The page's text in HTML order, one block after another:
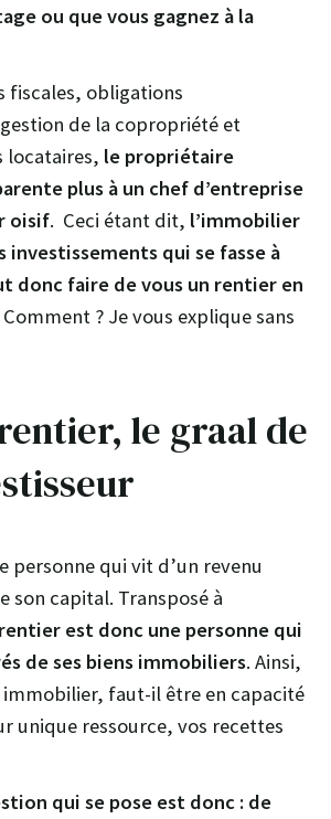
ou que vous gagnez à la
fiscales, obligations
de la copropriété et
locataires, le propriétaire
plus à un chef d’entreprise
oisif. Ceci étant dit, l’immobilier
investissements qui se fasse à
donc faire de vous un rentier en
Comment ? Je vous explique sans
le graal de
personne qui vit d’un revenu
son capital. Transposé à
est donc une personne qui
de ses biens immobiliers. Ainsi,
faut-il être en capacité
unique ressource, vos recettes
qui se pose est donc : de